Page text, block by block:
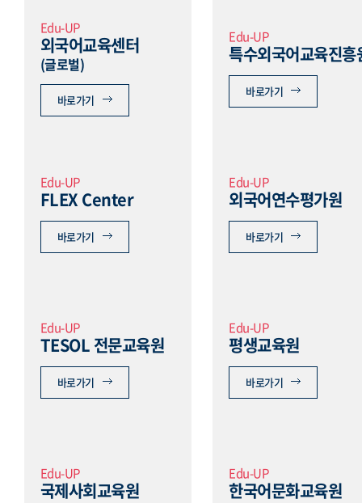
Edu-UP
외국어교육센터
(글로벌)
바로가기
Edu-UP
특수외국어교육진흥
바로가기
Edu-UP
FLEX Center
바로가기
Edu-UP
외국어연수평가원
바로가기
Edu-UP
TESOL 전문교육원
바로가기
Edu-UP
평생교육원
바로가기
Edu-UP
국제사회교육원
Edu-UP
한국어문화교육원